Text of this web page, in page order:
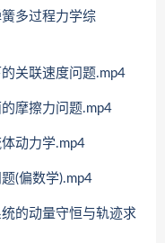
多过程力学综
关联速度问题.mp4
摩擦力问题.mp4
动力学.mp4
(偏数学).mp4
的动量守恒与轨迹求